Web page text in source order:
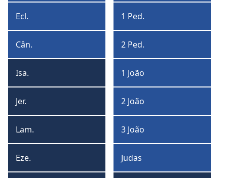
Eclesiastes
Ecl.
Cântico
de
Salomão
Cân.
Isaías
Isa.
Jeremias
Jer.
Lamentações
Lam.
Ezequiel
Eze.
1
Pedro
1 Ped.
2
Pedro
2 Ped.
1
João
1 João
2
João
2 João
3
João
3 João
Judas
Judas